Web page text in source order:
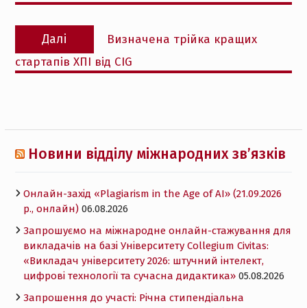
Далі
Наступний
запис:
Визначена трійка кращих
стартапів ХПІ від CIG
Новини відділу міжнародних зв’язків
Онлайн-захід «Plagiarism in the Age of AI» (21.09.2026
р., онлайн) 06.08.2026
Запрошуємо на міжнародне онлайн-стажування для
викладачів на базі Університету Collegium Civitas:
«Викладач університету 2026: штучний інтелект,
цифрові технології та сучасна дидактика» 05.08.2026
Запрошення до участі: Річна стипендіальна